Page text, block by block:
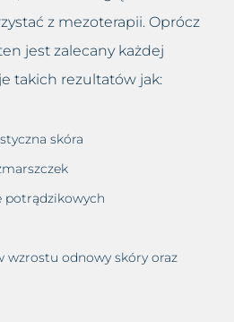
z mezoterapii. Oprócz
jest zalecany każdej
takich rezultatów jak:
skóra
potrądzikowych
wzrostu odnowy skóry oraz